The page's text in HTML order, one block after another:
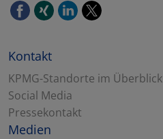
Kontakt
KPMG-Standorte im Überblick
Social Media
Pressekontakt
Medien